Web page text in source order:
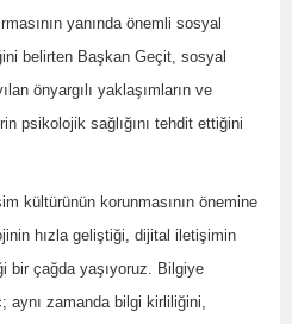
yanında önemli sosyal
belirten Başkan Geçit, sosyal
önyargılı yaklaşımların ve
psikolojik sağlığını tehdit ettiğini
kültürünün korunmasının önemine
hızla geliştiği, dijital iletişimin
bir çağda yaşıyoruz. Bilgiye
aynı zamanda bilgi kirliliğini,